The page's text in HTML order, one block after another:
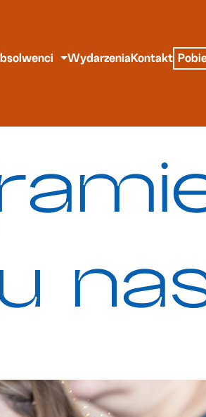
WydarzeniaKontakt